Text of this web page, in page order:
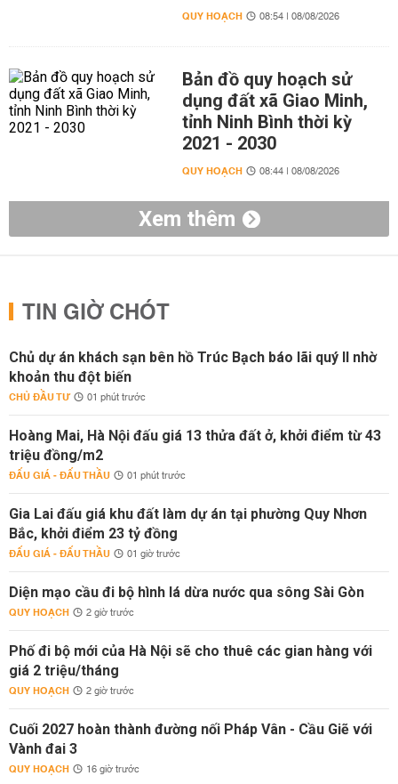
QUY HOẠCH 08:54 | 08/08/2026
Bản đồ quy hoạch sử
dụng đất xã Giao Minh,
tỉnh Ninh Bình thời kỳ
2021 - 2030
QUY HOẠCH 08:44 | 08/08/2026
Xem thêm
TIN GIỜ CHÓT
Chủ dự án khách sạn bên hồ Trúc Bạch báo lãi quý II nhờ
khoản thu đột biến
CHỦ ĐẦU TƯ 01 phút trước
Hoàng Mai, Hà Nội đấu giá 13 thửa đất ở, khởi điểm từ 43
triệu đồng/m2
ĐẤU GIÁ - ĐẤU THẦU 01 phút trước
Gia Lai đấu giá khu đất làm dự án tại phường Quy Nhơn
Bắc, khởi điểm 23 tỷ đồng
ĐẤU GIÁ - ĐẤU THẦU 01 giờ trước
Diện mạo cầu đi bộ hình lá dừa nước qua sông Sài Gòn
QUY HOẠCH 2 giờ trước
Phố đi bộ mới của Hà Nội sẽ cho thuê các gian hàng với
giá 2 triệu/tháng
QUY HOẠCH 2 giờ trước
Cuối 2027 hoàn thành đường nối Pháp Vân - Cầu Giẽ với
Vành đai 3
QUY HOẠCH 16 giờ trước